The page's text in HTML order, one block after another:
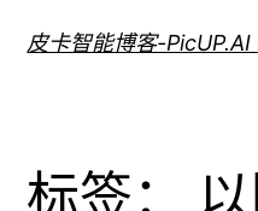
皮卡智能博客-